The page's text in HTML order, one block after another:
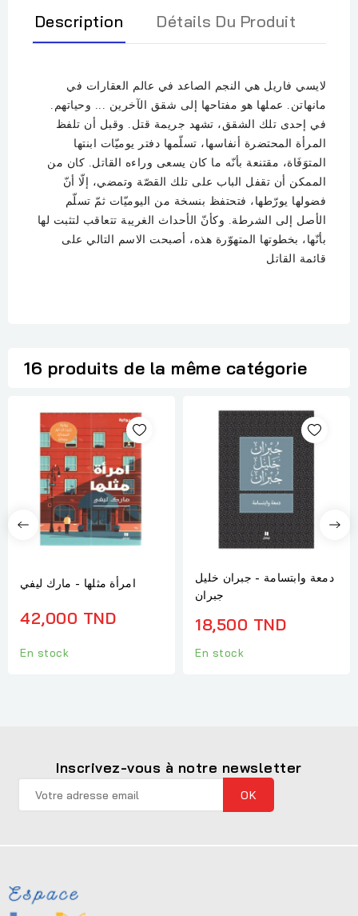
Description Détails Du Produit
لايسي فاريل هي النجم الصاعد في عالم العقارات في
مانهاتن. عملها هو مفتاحها إلى شقق الآخرين ... وحياتهم.
في إحدى تلك الشقق، تشهد جريمة قتل. وقبل أن تلفظ
المرأة المحتضرة أنفاسها، تسلّمها دفتر يوميّات ابنتها
المتوَفَاة، مقتنعة بأنّه ما كان يسعى وراءه القاتل. كان من
الممكن أن تقفل الباب على تلك القصّة وتمضي، إلّا أنّ
فضولها يورّطها، فتحتفظ بنسخة من اليوميّات ثمّ تسلّم
الأصل إلى الشرطة. وكأنّ الأحداث الغريبة تتعاقب لتثبت لها
بأنّها، بخطوتها المتهوّرة هذه، أصبحت الاسم التالي على
قائمة القاتل
16 produits de la même catégorie
امرأة مثلها - مارك ليفي
42,000 TND
En stock
دمعة وابتسامة - جبران خليل
جبران
18,500 TND
En stock
Inscrivez-vous à notre newsletter